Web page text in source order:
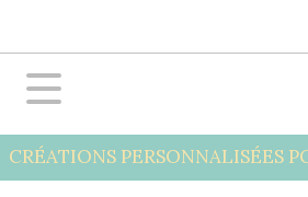
CRÉATIONS PERSONNALISÉES